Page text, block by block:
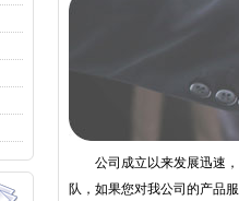
公司成立以来发展迅速，
队，如果您对我公司的产品